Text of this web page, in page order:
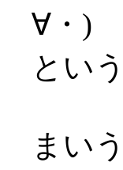
∀・)
とい
まい